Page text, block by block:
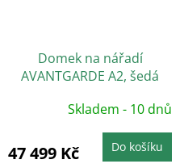
Domek na nářadí
AVANTGARDE A2, šedá
dveře
Skladem - 10 dnů
47 499 Kč Do košíku